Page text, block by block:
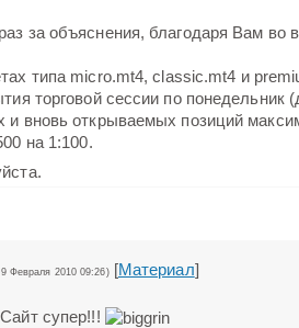
за объяснения, благодаря Вам во
типа micro.mt4, classic.mt4 и
торговой сессии по понедельник
и вновь открываемых позиций
на 1:100.
Февраля 2010 09:26)[Материал]
супер!!!